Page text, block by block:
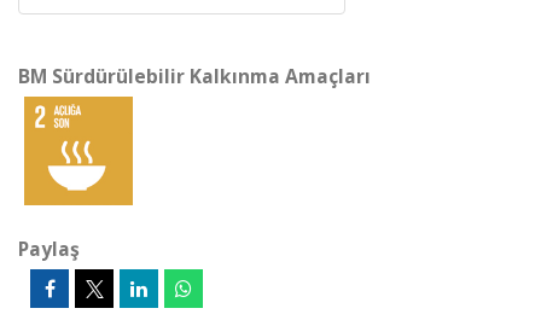
BM Sürdürülebilir Kalkınma Amaçları
Paylaş